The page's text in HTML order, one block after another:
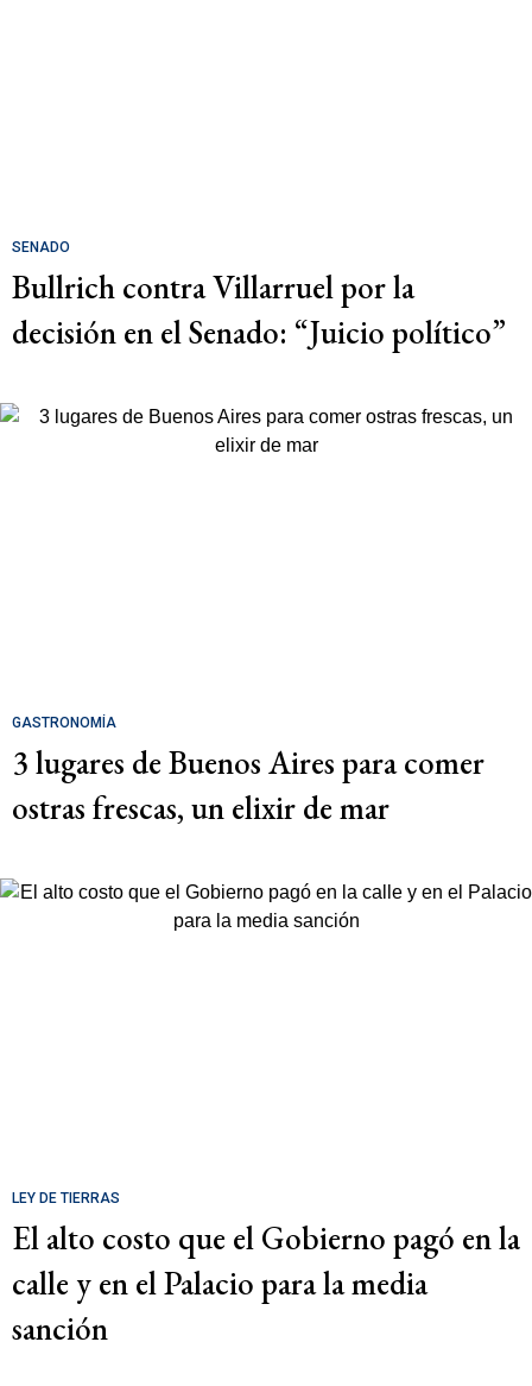
SENADO
Bullrich contra Villarruel por la
decisión en el Senado: “Juicio político”
GASTRONOMÍA
3 lugares de Buenos Aires para comer
ostras frescas, un elixir de mar
LEY DE TIERRAS
El alto costo que el Gobierno pagó en la
calle y en el Palacio para la media
sanción